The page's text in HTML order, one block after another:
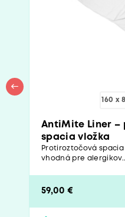
160 x
AntiMite Liner –
spacia vložka
Protiroztočová
vhodná pre
59,00 €